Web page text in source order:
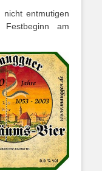
entmutigen
am